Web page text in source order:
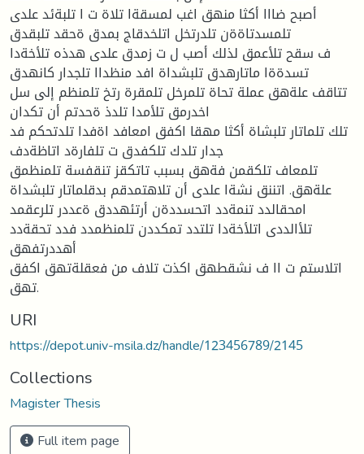
أصبح ضااا أكثا منهق اغب لمسقةا تلاة ت ا تلبةئد علدى
تلمسدتاةةن تلدرتخل اتلخدقاج بمدق ةحقد تلبقدق
ف سقح تلأعمق لذلك أصب ل ت زمدق علدى هدذه تلأخةدا
تسدةةا ماتارهدق تلبشداة افد منظداا تلجدار كانهدق
تتاقف علةهق عملة تحاة تلمرخل تلمقرة رتخ تلمنظم إلى سل
اخدرمق تلأمدا تلدذ ةحدتم أن تكدان
تلك تلماتار تلبشاة أكثا مهقا اكفق امعافد اةفدا تلدتحكم فد
جدار تلدك تلكفدق ت تلفارةد اتاظةدف
تلمعاف تلكقمن فةهق بسبب تاتكقز تنقفسة تلمنظمق
علةهق. اتننق نشةا علدى أن تلاهتمدقم بدقلماتار تلبشداة
امحقالدد تنمةدد اتحسددةن أرتئهددق ةعددر تلرعقمد
تلأالددى اتلأخةدا تلتدد تمكددن تلمنظمدد فدد تحقةدد
أهددرتفهق
اتلاستم ت اا ف نشقطهق اكذت تلاف من فعقلةتهق اكفق
تهق.
URI
https://depot.univ-msila.dz/handle/123456789/2145
Collections
Magister Thesis
Full item page